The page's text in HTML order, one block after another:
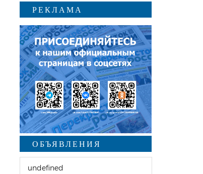
РЕКЛАМА
ОБЪЯВЛЕНИЯ
undefined